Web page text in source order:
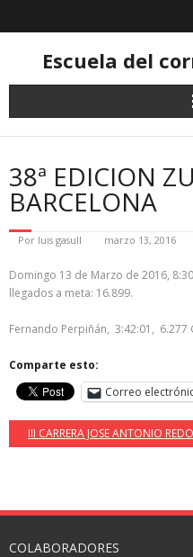
Escuela del
38ª EDICION
BARCELONA
Por luis gasull marzo 13, 2016
Domingo 13 de Marzo de 2016,
llegados a meta: 16.899.
Fernando Perpiñán, 3:42:01, 6.277
Comparte esto:
Correo
III CARRERA JOSE ANTONIO
COLABORADORES